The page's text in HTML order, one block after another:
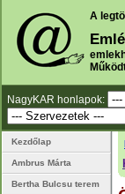
A
NagyKAR honlapok:
Kezdőlap
Ambrus Márta
Bertha Bulcsu terem